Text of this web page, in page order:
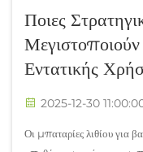
Ποιες
Εντατικής
2025-12-30
Οι μπαταρίες λιθίου για